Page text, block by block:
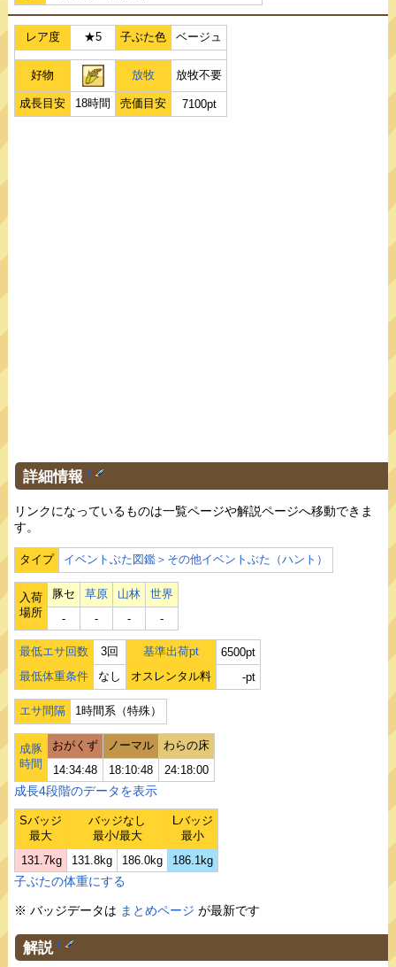
レア度 ★5 子ぶた色 ベージュ
好物 放牧 放牧不要
成長目安 18時間 売価目安 7100pt
詳細情報 †
リンクになっているものは一覧ページや解説ページへ移動できま
す。
タイプ イベントぶた図鑑＞その他イベントぶた（ハント）
入荷
場所
豚セ 草原 山林
世界
‐
‐ ‐ ‐
最低エサ回数 3回 基準出荷pt
6500pt
最低体重条件
なし オスレンタル料 -pt
エサ間隔 1時間系（特殊）
成豚
時間
おがくず ノーマル
わらの床
14:34:48
18:10:48 24:18:00
成長4段階のデータを表示
Sバッジ
最大
バッジなし
最小/最大
Lバッジ
最小
131.7kg
131.8kg 186.0kg 186.1kg
子ぶたの体重にする
※ バッジデータは まとめページ が最新です
解説 †